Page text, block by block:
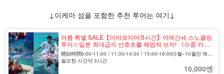
↓이케마 섬을 포함한 추천 투어는 여기↓
여름 특별 SALE【미야코지마/3시간】야에간세 스노클링
투어☆일본 최대급의 산호초를 헤엄쳐 보자! 《수중 카메
라 무료・사진 데이터 포함》（No.968)
開始時間8:00-11:00 / 11:30-14:30 / 15:00-18:00(3월~10월만 해
당) / 13:00-16:00(12월~1월만 해당)
필요한 시간약 3시간
10,000엔